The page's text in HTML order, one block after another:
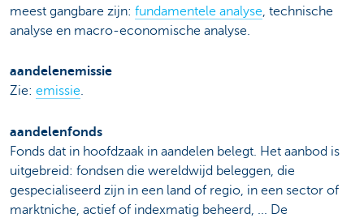
meest gangbare zijn: fundamentele analyse, technische
analyse en macro-economische analyse.
aandelenemissie
Zie: emissie.
aandelenfonds
Fonds dat in hoofdzaak in aandelen belegt. Het aanbod is
uitgebreid: fondsen die wereldwijd beleggen, die
gespecialiseerd zijn in een land of regio, in een sector of
marktniche, actief of indexmatig beheerd, ... De